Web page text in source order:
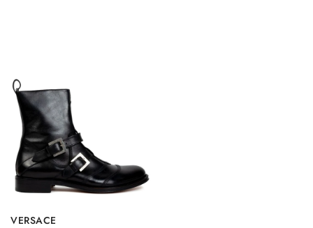
VERSACE